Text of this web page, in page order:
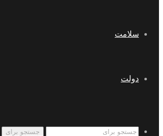
سلامت
دولت
جستجو برای